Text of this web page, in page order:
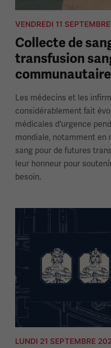
VENDREDI 11
Collecte de
transfusion
communautaire
Les médecins et les
considérablement fait
médicales d'urgence
mondiale, notamment en
sang pour de futures
leur honneur pour
besoin.
LUNDI 21 SEPTEMBRE